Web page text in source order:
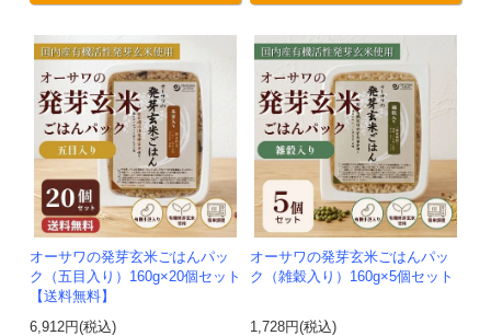
オーサワの発芽玄米ごはんパッ
ク（五目入り）160g×20個セット
【送料無料】
6,912円(税込)
オーサワの発芽玄米ごはんパッ
ク（雑穀入り）160g×5個セット
1,728円(税込)